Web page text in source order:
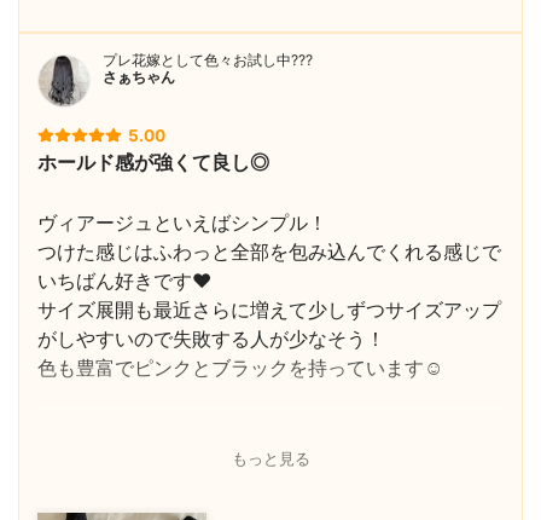
プレ花嫁として色々お試し中???
さぁちゃん
5.00
ホールド感が強くて良し◎
ヴィアージュといえばシンプル！
つけた感じはふわっと全部を包み込んでくれる感じで
いちばん好きです❤︎
サイズ展開も最近さらに増えて少しずつサイズアップ
がしやすいので失敗する人が少なそう！
色も豊富でピンクとブラックを持っています☺️
もっと見る